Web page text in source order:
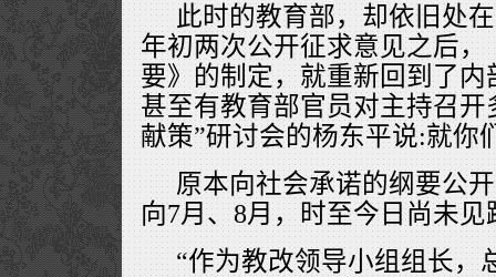
此时的教育部，却依旧处
年初两次公开征求意见之后
要》的制定，就重新回到了
甚至有教育部官员对主持召开
献策”研讨会的杨东平说:就你
原本向社会承诺的纲要公
向7月、8月，时至今日尚未见
“作为教改领导小组组长，